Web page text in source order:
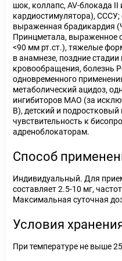
шок, коллапс, AV-блокада II
кардиостимулятора),
выраженная брадикардия
Принцметала, выраженное
<90 мм рт.ст.), тяжелые
в анамнезе, поздние
кровообращения, болезнь
одновременного
метаболический ацидоз,
ингибиторов МАО (за
В), детский и
чувствительность к
адреноблокаторам.
Способ
Индивидуальный. Для
составляет 2.5-10 мг,
Максимальная суточная
Условия
При температуре не выше 25